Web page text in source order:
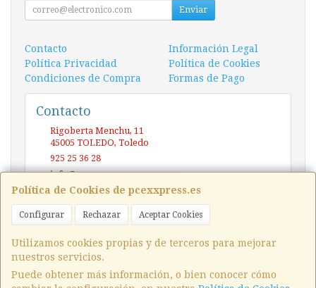
Política de Cookies de pcexxpress.es
Configurar Rechazar Aceptar Cookies
Utilizamos cookies propias y de terceros para mejorar
nuestros servicios.
Puede obtener más información, o bien conocer cómo
Enviar
Contacto
Información Legal
Política Privacidad
Política de Cookies
Condiciones de Compra
Formas de Pago
Contacto
Rigoberta Menchu, 11
45005 TOLEDO, Toledo
925 25 36 28
info@pcexxpress.es
Horario
10 - 14 / 17 - 20 Sábado / Domingo (CERRADO)